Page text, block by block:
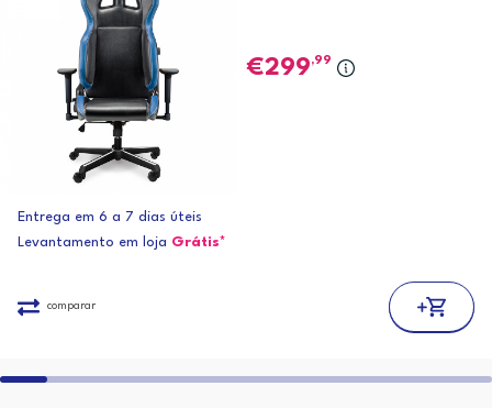
299,99
Entrega em 6 a 7 dias úteis
Levantamento em loja Grátis*
comparar